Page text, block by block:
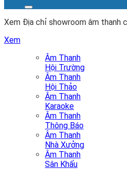
Xem Địa chỉ showroom âm thanh
Xem
Âm Thanh
Hội Trường
Âm Thanh
Hội Thảo
Âm Thanh
Karaoke
Âm Thanh
Thông Báo
Âm Thanh
Nhà Xưởng
Âm Thanh
Sân Khấu